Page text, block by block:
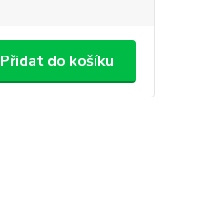
Přidat do košíku